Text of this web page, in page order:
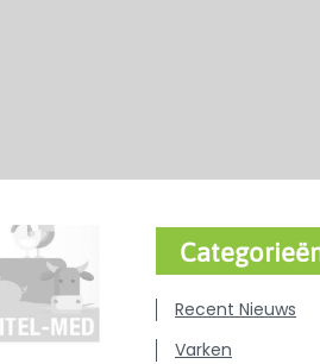
Recent Nieuws
Varken